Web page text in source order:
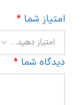
امتیاز شما *
دیدگاه شما *